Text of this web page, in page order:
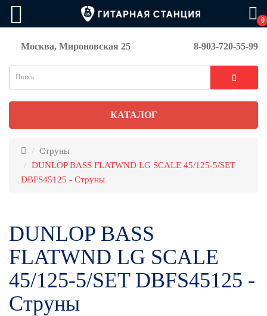
0
Москва, Мироновская 25 8-903-720-55-99
КАТАЛОГ
Струны
DUNLOP BASS FLATWND LG SCALE 45/125-5/SET
DBFS45125 - Струны
DUNLOP BASS
FLATWND LG SCALE
45/125-5/SET DBFS45125 -
Струны